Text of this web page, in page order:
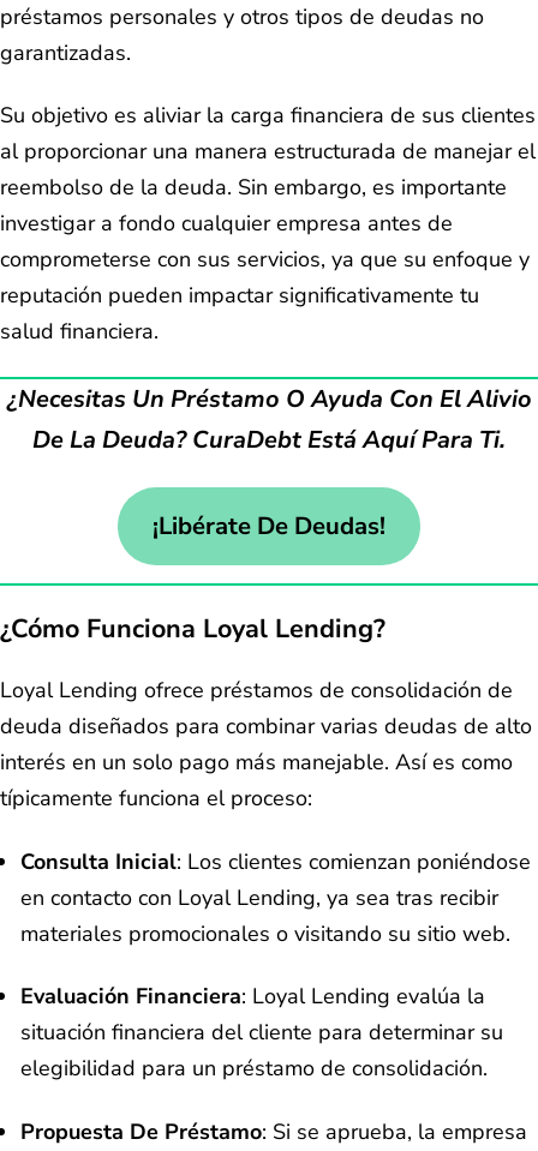
préstamos personales y otros tipos de deudas no
garantizadas.
Su objetivo es aliviar la carga financiera de sus clientes
al proporcionar una manera estructurada de manejar el
reembolso de la deuda. Sin embargo, es importante
investigar a fondo cualquier empresa antes de
comprometerse con sus servicios, ya que su enfoque y
reputación pueden impactar significativamente tu
salud financiera.
¿Necesitas Un Préstamo O Ayuda Con El Alivio
De La Deuda? CuraDebt Está Aquí Para Ti.
¡Libérate De Deudas!
¿Cómo Funciona Loyal Lending?
Loyal Lending ofrece préstamos de consolidación de
deuda diseñados para combinar varias deudas de alto
interés en un solo pago más manejable. Así es como
típicamente funciona el proceso:
Consulta Inicial: Los clientes comienzan poniéndose
en contacto con Loyal Lending, ya sea tras recibir
materiales promocionales o visitando su sitio web.
Evaluación Financiera: Loyal Lending evalúa la
situación financiera del cliente para determinar su
elegibilidad para un préstamo de consolidación.
Propuesta De Préstamo: Si se aprueba, la empresa